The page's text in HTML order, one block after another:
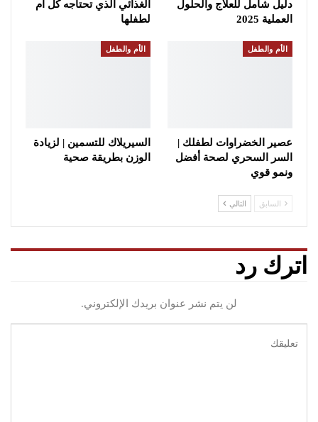
دليل شامل للعلاج والحلول
العملية 2025
الغذائي الذي تحتاجه كل أم
لطفلها
الأم والطفل
عصير الخضراوات لطفلك |
السر السحري لصحة أفضل
ونمو قوي
الأم والطفل
السيريلاك للتسمين | لزيادة
الوزن بطريقة صحية
السابق التالي
اترك رد
لن يتم نشر عنوان بريدك الإلكتروني.